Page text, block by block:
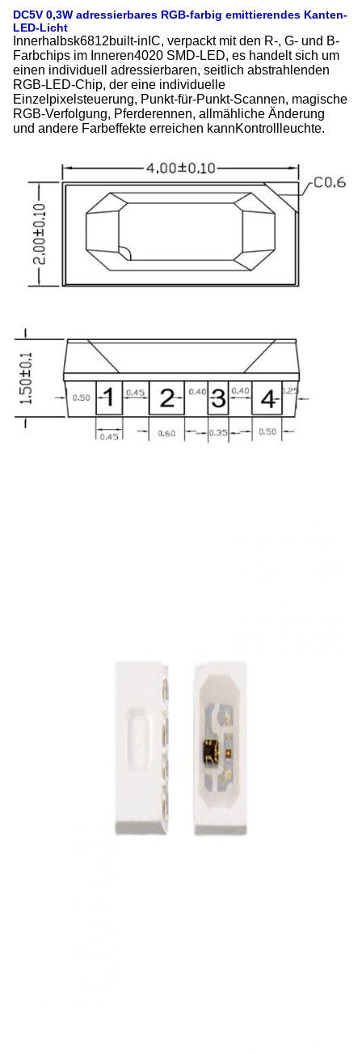
DC5V 0,3W adressierbares RGB-farbig emittierendes Kanten-
LED-Licht
Innerhalbsk6812bui lt-in IC, verpackt mit den R-, G- und B-
Farbchips im Inneren4020 SMD-LED, es handelt sich um
einen individuell adressierbaren, seitlich abstrahlenden
RGB-LED-Chip, der eine individuelle
Einzelpixelsteuerung, Punkt-für-Punkt-Scannen, magische
RGB-Verfolgung, Pferderennen, allmähliche Änderung
und andere Farbeffekte erreichen kannKontrollleuchte.